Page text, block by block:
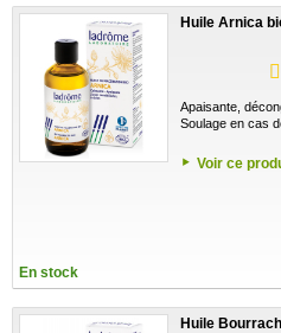
Huile Arnica
Apaisante,
Soulage en cas
Voir ce
En stock
Huile